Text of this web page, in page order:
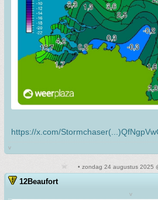
https://x.com/
v
• zondag 24 augustus 2025
12Beaufort
v